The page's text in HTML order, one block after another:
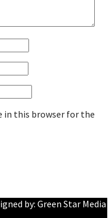
in this browser for the
by: Green Star Media